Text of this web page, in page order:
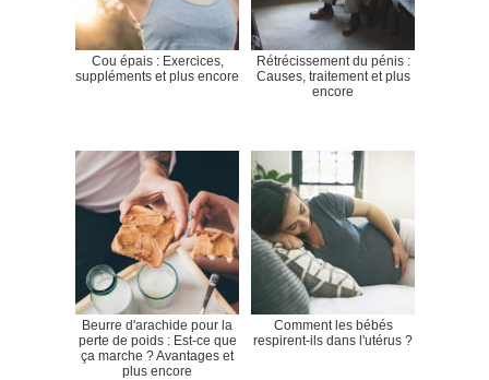
Cou épais : Exercices,
suppléments et plus encore
Rétrécissement du pénis :
Causes, traitement et plus
encore
Beurre d'arachide pour la
perte de poids : Est-ce que
ça marche ? Avantages et
plus encore
Comment les bébés
respirent-ils dans l'utérus ?